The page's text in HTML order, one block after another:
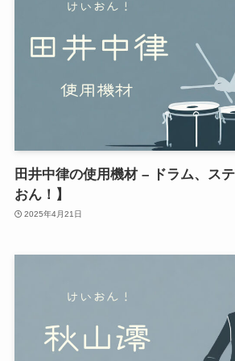
田井中律の使用機材 – ドラム、ス
おん！】
2025年4月21日